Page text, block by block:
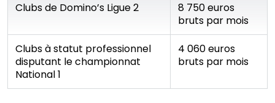
Clubs de Domino’s Ligue 2
8 750 euros
bruts par mois
Clubs à statut professionnel
disputant le championnat
National 1
4 060 euros
bruts par mois